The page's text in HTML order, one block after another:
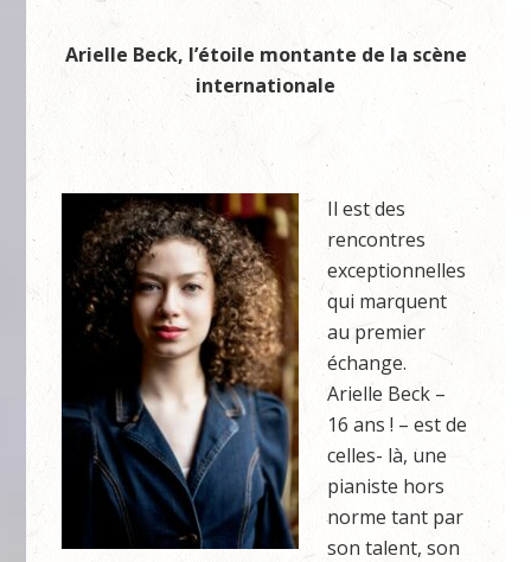
Arielle Beck, l’étoile montante de la scène
internationale
Il est des
rencontres
exceptionnelles
qui marquent
au premier
échange.
Arielle Beck –
16 ans ! – est de
celles- là, une
pianiste hors
norme tant par
son talent, son